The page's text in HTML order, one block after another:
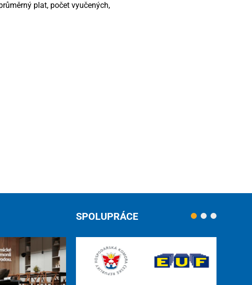
plat, počet vyučených,
SPOLUPRÁCE